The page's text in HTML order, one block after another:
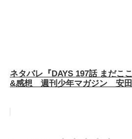
ネタバレ『DAYS 197話 まだこ
&感想 週刊少年マガジン 安